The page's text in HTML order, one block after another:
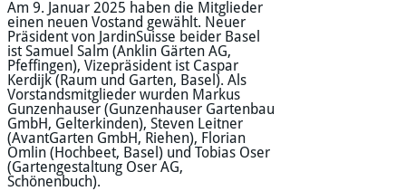
Am 9. Januar 2025 haben die Mitglieder
einen neuen Vostand gewählt. Neuer
Präsident von JardinSuisse beider Basel
ist Samuel Salm (Anklin Gärten AG,
Pfeffingen), Vizepräsident ist Caspar
Kerdijk (Raum und Garten, Basel). Als
Vorstandsmitglieder wurden Markus
Gunzenhauser (Gunzenhauser Gartenbau
GmbH, Gelterkinden), Steven Leitner
(AvantGarten GmbH, Riehen), Florian
Omlin (Hochbeet, Basel) und Tobias Oser
(Gartengestaltung Oser AG,
Schönenbuch).